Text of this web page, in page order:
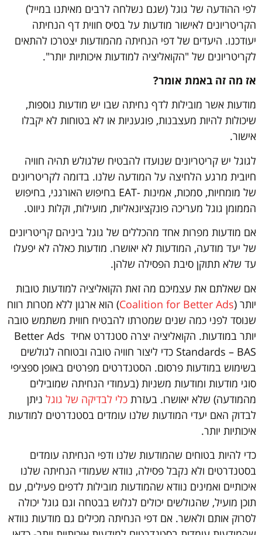
לפי ההודעה של גוגל (שגם נשלחה לרבים מאיתנו במייל)
הקריטריונים לאישור מודעות על בסיס חווית דף הנחיתה
יעודכנו. היעדים של דפי הנחיתה מהמודעות יצטרכו להתאים
לקריטריונים של "הקואליציה למודעות איכותיות יותר".
אז מה זה באמת אומר?
מודעות אשר מובילות לדף נחיתה שבו יש מודעות נוספות,
שיכולות להיות מעצבנות, פוגעניות או לא בטוחות לא יקבלו
אישור.
לגוגל יש קריטריונים שנועדו להבטיח שלגולש תהיה חוויה
חיובית מרגע הלחיצה על המודעה שלנו. בדומה לקריטריונים
של מומחיות, סמכות, אמינות -EAT בחיפוש האורגני, בחיפוש
הממומן גוגל מעריכה פונקציונאליות, מועילות, וקלות ניווט.
אם מודעות מפרות אחד מהכללים של גוגל ביניהם קריטריונים
של יעד מודעה, המודעות לא יאושרו. מודעות כאלה לא יפעלו
עד שלא תתוקן סיבת הפסילה שלהן.
אם שאלתם את עצמיכם מה זאת הקואליציה למודעות טובות
יותר (Coalition for Better Ads) הוא ארגון ללא מטרות רווח
שנוסד לפני כמה שנים שמטרתו להבטיח חווית משתמש טובה
יותר במודעות. הקואליציה יצרה סטנדרט אחיד Better Ads
Standards – BAS כדי ליצור חוויה טובה ובטוחה לגולשים
בשימוש במודעות פרסום. הסטנדרטים מפרטים באופן ספציפי
סוגי מודעות ומודעות משניות (בעמודי הנחיתה שמובילים
מהמודעה) שלא יאושרו. בעזרת כלי לבדיקה של גוגל ניתן
לבדוק האם יעדי המודעות שלנו עומדים בסטנדרטים למודעות
איכותיות יותר.
כדי להיות בטוחים שהמודעות שלנו ודפי הנחיתה עומדים
בסטנדרטים ולא נקבל פסילה, נוודא שעמודי הנחיתה שלנו
איכותיים ואמינים נוודא שהמודעות מובילות לדפים פעילים, עם
תוכן מועיל, שהגולשים יכולים לגלוש בבטחה וגם גוגל יכולה
לסרוק אותם ולאשר. אם דפי הנחיתה מכילים גם מודעות נוודא